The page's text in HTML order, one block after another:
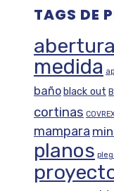
TAGS DE
medida
baño black out
cortinas
mampara
planos